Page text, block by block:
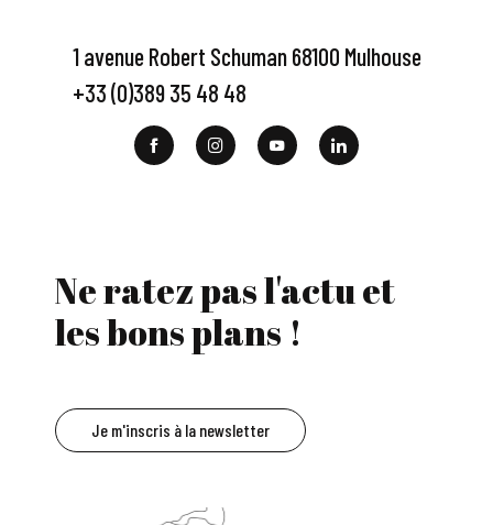
1 avenue Robert Schuman 68100 Mulhouse
+33 (0)389 35 48 48
Ne ratez pas l'actu et
les bons plans !
Je m'inscris à la newsletter